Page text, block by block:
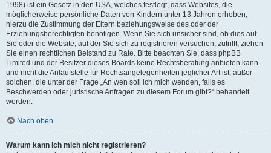
1998) ist ein Gesetz in den USA, welches festlegt, dass Websites, die
möglicherweise persönliche Daten von Kindern unter 13 Jahren erheben,
hierzu die Zustimmung der Eltern beziehungsweise des oder der
Erziehungsberechtigten benötigen. Wenn Sie sich unsicher sind, ob dies auf
Sie oder die Website, auf der Sie sich zu registrieren versuchen, zutrifft, ziehen
Sie einen rechtlichen Beistand zu Rate. Bitte beachten Sie, dass phpBB
Limited und der Besitzer dieses Boards keine Rechtsberatung anbieten kann
und nicht die Anlaufstelle für Rechtsangelegenheiten jeglicher Art ist; außer
solchen, die unter der Frage „An wen soll ich mich wenden, falls es
Beschwerden oder juristische Anfragen zu diesem Forum gibt?“ behandelt
werden.
Nach oben
Warum kann ich mich nicht registrieren?